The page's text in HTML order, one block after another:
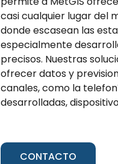
casi cualquier lugar del
donde escasean las
especialmente
precisos. Nuestras
ofrecer datos y
canales, como la
desarrolladas,
CONTACTO